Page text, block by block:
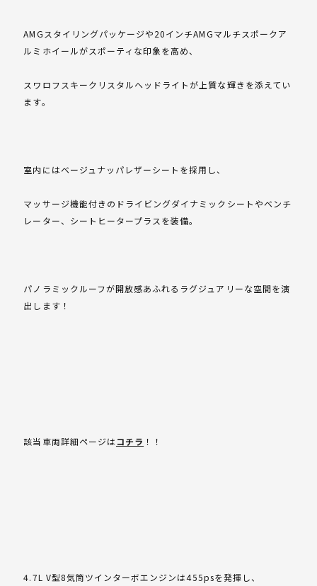
AMGスタイリングパッケージや20インチAMGマルチスポークア
ルミホイールがスポーティな印象を高め、
スワロフスキークリスタルヘッドライトが上質な輝きを添えてい
ます。
室内にはベージュナッパレザーシートを採用し、
マッサージ機能付きのドライビングダイナミックシートやベンチ
レーター、シートヒータープラスを装備。
パノラミックルーフが開放感あふれるラグジュアリーな空間を演
出します！
該当車両詳細ページはコチラ ！！
4.7L V型8気筒ツインターボエンジンは455psを発揮し、